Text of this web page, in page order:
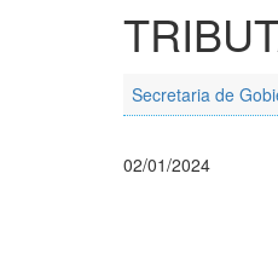
Secretaria de
02/01/2024